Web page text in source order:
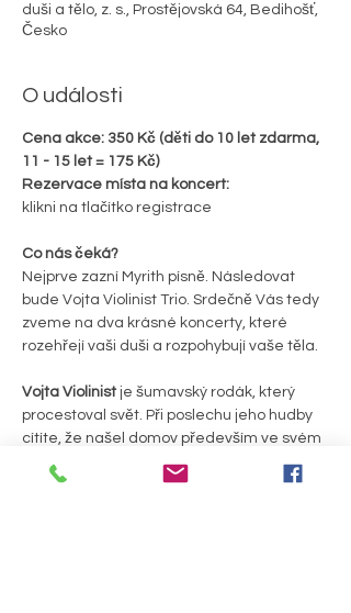
duši a tělo, z. s., Prostějovská 64, Bedihošť,
Česko
O události
Cena akce: 350 Kč (děti do 10 let zdarma,
11 - 15 let = 175 Kč)
Rezervace místa na koncert:
klikni na tlačítko registrace
Co nás čeká?
Nejprve zazní Myrith písně. Následovat
bude Vojta Violinist Trio. Srdečně Vás tedy
zveme na dva krásné koncerty, které
rozehřejí vaši duši a rozpohybují vaše těla.
Vojta Violinist je šumavský rodák, který
procestoval svět. Při poslechu jeho hudby
cítíte, že našel domov především ve svém
srdci. Za pomocí looperu tvoří skladby, ve
kterých kombinuje housle, didgeridoo,